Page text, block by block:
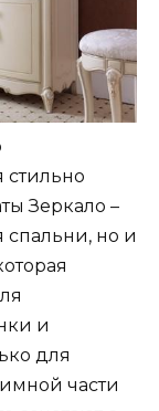
стильно
Зеркало –
спальни, но и
и
для
части